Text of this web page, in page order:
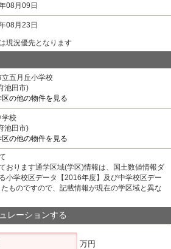
08月09日
08月23日
現況優先となります
立五月丘小学校
池田市)
区の他の物件を見る
学校
池田市)
区の他の物件を見る
おります通学区域(学区)情報は、国土数値情報ダ
小学校区データ【2016年度】及び中学校区デー
ものですので、記載情報が現在の学区域と異な
レーションする
万円